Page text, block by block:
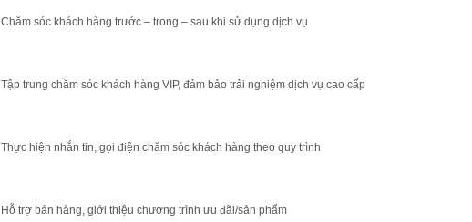
Chăm sóc khách hàng trước – trong – sau khi sử dụng dịch vụ
Tập trung chăm sóc khách hàng VIP, đảm bảo trải nghiệm dịch vụ cao cấp
Thực hiện nhắn tin, gọi điện chăm sóc khách hàng theo quy trình
Hỗ trợ bán hàng, giới thiệu chương trình ưu đãi/sản phẩm